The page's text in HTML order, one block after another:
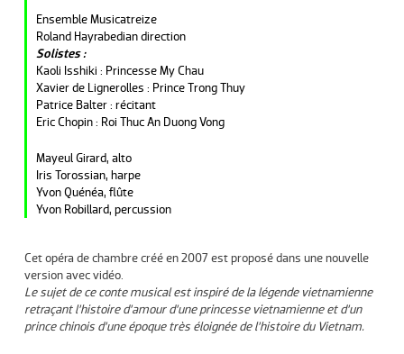
Ensemble Musicatreize
Roland Hayrabedian direction
Solistes :
Kaoli Isshiki : Princesse My Chau
Xavier de Lignerolles : Prince Trong Thuy
Patrice Balter : récitant
Eric Chopin : Roi Thuc An Duong Vong
Mayeul Girard, alto
Iris Torossian, harpe
Yvon Quénéa, flûte
Yvon Robillard, percussion
Cet opéra de chambre créé en 2007 est proposé dans une nouvelle
version avec vidéo.
Le sujet de ce conte musical est inspiré de la légende vietnamienne
retraçant l’histoire d’amour d’une princesse vietnamienne et d’un
prince chinois d’une époque très éloignée de l’histoire du Vietnam.